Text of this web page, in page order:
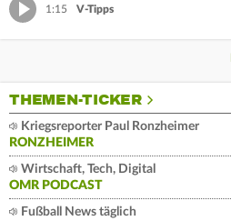
1:15 V-Tipps
THEMEN-TICKER
Kriegsreporter Paul Ronzheimer
RONZHEIMER
Wirtschaft, Tech, Digital
OMR PODCAST
Fußball News täglich